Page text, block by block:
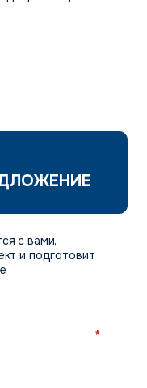
с вами,
и подготовит
*